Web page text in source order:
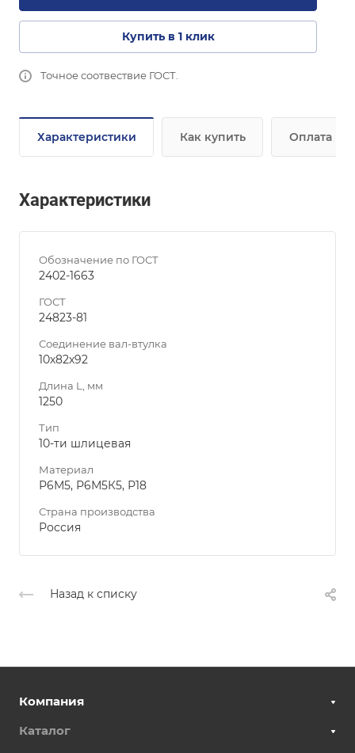
Купить в 1 клик
Точное соотвествие ГОСТ.
Характеристики Как купить Оплата
Характеристики
Обозначение по ГОСТ
2402-1663
ГОСТ
24823-81
Соединение вал-втулка
10х82х92
Длина L, мм
1250
Тип
10-ти шлицевая
Материал
Р6М5, Р6М5К5, Р18
Страна производства
Россия
Назад к списку
Компания
Каталог